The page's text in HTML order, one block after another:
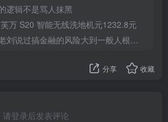
逻辑不是骂人抹黑
万 S20 智能无线洗地机元1232.8元
说过搞金融的风险大到一般人根本承受不起
分享 收藏
请登录后发表评论